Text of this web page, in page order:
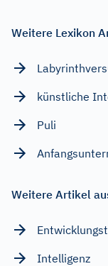
Weitere Lexikon
künstliche
Puli
Weitere Artikel
Intelligenz